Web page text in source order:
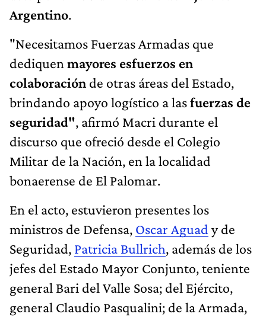
Argentino.
"Necesitamos Fuerzas Armadas que
dediquen mayores esfuerzos en
colaboración de otras áreas del Estado,
brindando apoyo logístico a lasfuerzas de
seguridad", afirmó Macri durante el
discurso que ofreció desde el Colegio
Militar de la Nación, en la localidad
bonaerense de El Palomar.
En el acto, estuvieron presentes los
ministros de Defensa, Oscar Aguad y de
Seguridad, Patricia Bullrich, además de los
jefes del Estado Mayor Conjunto, teniente
general Bari del Valle Sosa; del Ejército,
general Claudio Pasqualini; de la Armada,